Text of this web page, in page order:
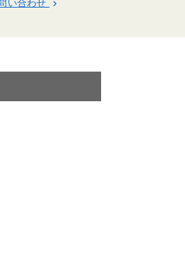
い合わせ keyboard_arrow_right